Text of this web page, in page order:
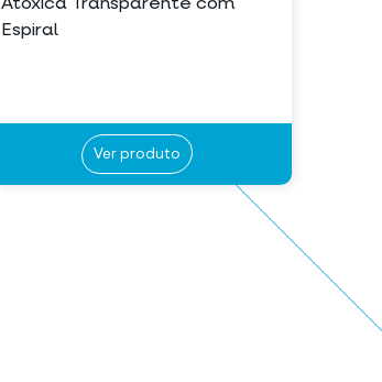
Atóxica Transparente com
Espiral
Ver produto